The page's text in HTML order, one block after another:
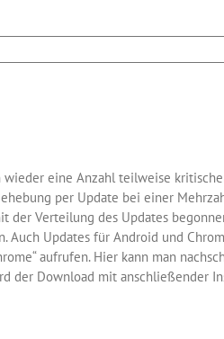
eine Anzahl teilweise
per Update bei einer
Verteilung des Updates
Updates für Android und
aufrufen. Hier kann man
der Download mit anschließender